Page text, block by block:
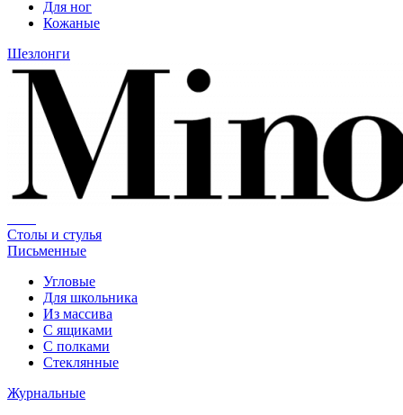
Для ног
Кожаные
Шезлонги
Столы и стулья
Письменные
Угловые
Для школьника
Из массива
С ящиками
С полками
Стеклянные
Журнальные